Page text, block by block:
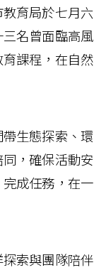
育局於七月六
名曾面臨高風
課程，在自然
生態探索、環
，確保活動安
成任務，在一
索與團隊陪伴